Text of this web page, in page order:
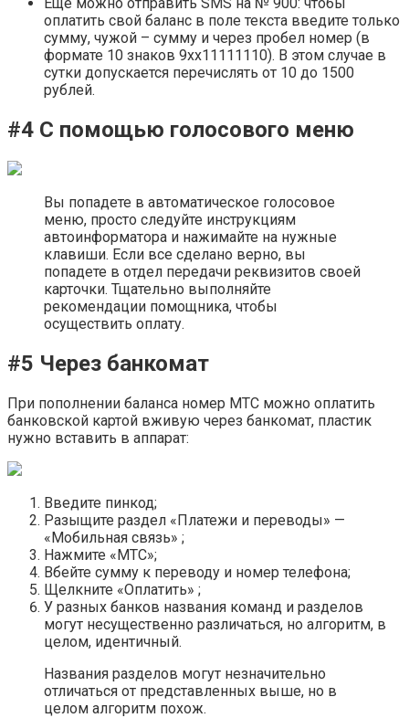
оплатить свой баланс в поле текста введите только
сумму, чужой – сумму и через пробел номер (в
формате 10 знаков 9хх11111110). В этом случае в
сутки допускается перечислять от 10 до 1500
рублей.
#4 С помощью голосового меню
Вы попадете в автоматическое голосовое
меню, просто следуйте инструкциям
автоинформатора и нажимайте на нужные
клавиши. Если все сделано верно, вы
попадете в отдел передачи реквизитов своей
карточки. Тщательно выполняйте
рекомендации помощника, чтобы
осуществить оплату.
#5 Через банкомат
При пополнении баланса номер МТС можно оплатить
банковской картой вживую через банкомат, пластик
нужно вставить в аппарат:
Введите пинкод;
Разыщите раздел «Платежи и переводы» —
«Мобильная связь» ;
Нажмите «МТС»;
Вбейте сумму к переводу и номер телефона;
Щелкните «Оплатить» ;
У разных банков названия команд и разделов
могут несущественно различаться, но алгоритм, в
целом, идентичный.
Названия разделов могут незначительно
отличаться от представленных выше, но в
целом алгоритм похож.